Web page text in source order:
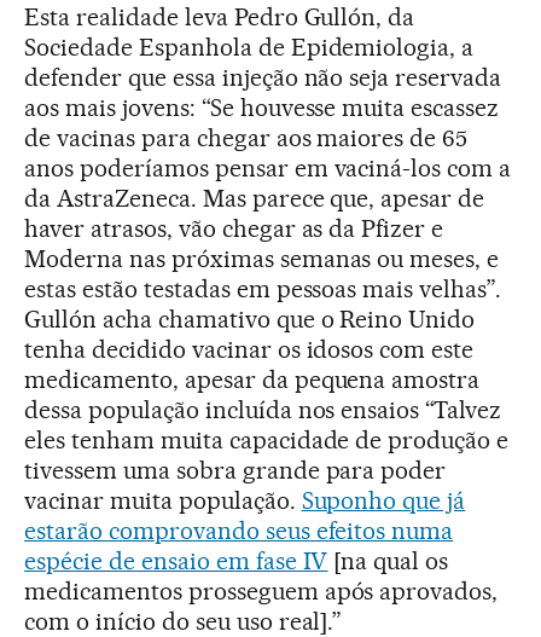
Esta realidade leva Pedro Gullón, da
Sociedade Espanhola de Epidemiologia, a
defender que essa injeção não seja reservada
aos mais jovens: “Se houvesse muita escassez
de vacinas para chegar aos maiores de 65
anos poderíamos pensar em vaciná-los com a
da AstraZeneca. Mas parece que, apesar de
haver atrasos, vão chegar as da Pfizer e
Moderna nas próximas semanas ou meses, e
estas estão testadas em pessoas mais velhas”.
Gullón acha chamativo que o Reino Unido
tenha decidido vacinar os idosos com este
medicamento, apesar da pequena amostra
dessa população incluída nos ensaios “Talvez
eles tenham muita capacidade de produção e
tivessem uma sobra grande para poder
vacinar muita população. Suponho que já
estarão comprovando seus efeitos numa
espécie de ensaio em fase IV [na qual os
medicamentos prosseguem após aprovados,
com o início do seu uso real].”